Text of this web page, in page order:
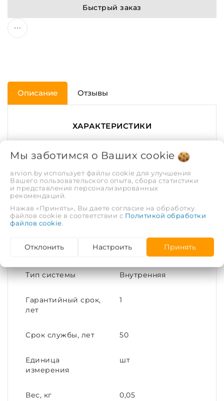
Быстрый заказ
Описание Отзывы
ХАРАКТЕРИСТИКИ
Диаметр трубы, мм. 110
Цвет Серый
Максимальная
температура
рабочей среды, С°
Материал корпуса Полипропилен
Тип системы Внутренняя
Гарантийный срок,
лет
1
Срок службы, лет 50
Единица
измерения
шт
Вес, кг 0,05
Мы заботимся о Ваших cookie
arvion.by использует файлы cookie для улучшения
Вашего пользовательского опыта, сбора статистики
и представления персонализированных
рекомендаций.
Нажав «Принять», Вы даете согласие на обработку
файлов cookie в соответствии с Политикой обработки
файлов cookie.
Отклонить Настроить Принять